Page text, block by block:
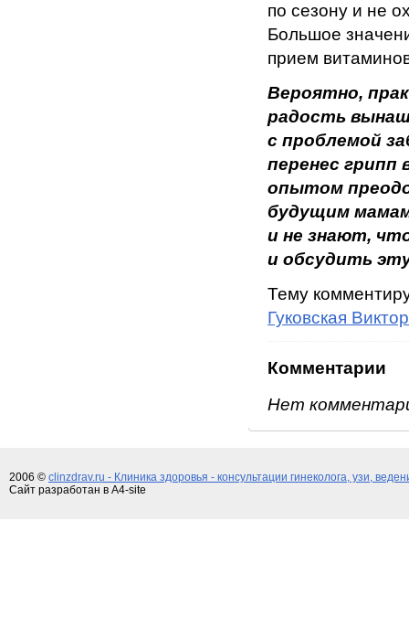
по сезону и не
Большое
прием
Вероятно,
радость
с проблемой
перенес грипп
опытом
будущим
и не знают,
и обсудить
Тему
Гуковская
Комментарии
Нет
2006 © clinzdrav.ru - Клиника здоровья - консультации гинеколога, узи,
Сайт разработан в A4-site